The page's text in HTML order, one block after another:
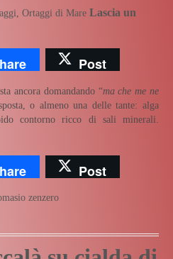
Ortaggi di Mare Lascia un
Post
ancora domandando “ma che me ne
o almeno una delle tante: alga
contorno ricco di sali minerali.
Post
zenzero